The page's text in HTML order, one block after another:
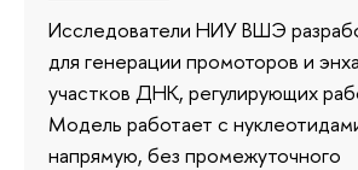
Исследователи НИУ ВШЭ
для генерации промоторов и
участков ДНК, регулирующих
Модель работает с
напрямую, без промежуточного